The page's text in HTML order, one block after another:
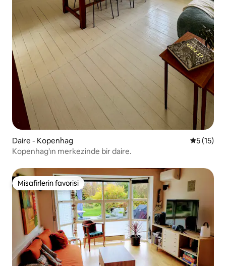
Daire - Kopenhag 55 (15)
Kopenhag'ın merkezinde bir daire.
Misafirlerin favorisi
Misafirlerin favorisi